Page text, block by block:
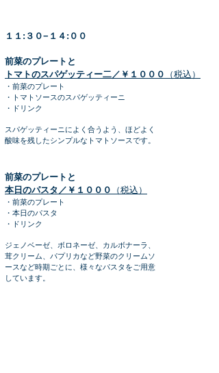
１１:３０−１４:００
前菜のプレートと
トマトのスパゲッティー二／￥１０００
（税込）
・前菜のプレート
・トマトソースのスパゲッティーニ
・ドリンク
スパゲッティーニによく合うよう、ほどよく
酸味を残したシンプルなトマトソースです。
前菜のプレートと
本日のパスタ／￥１０００
（税込）
・前菜のプレート
・本日のパスタ
・ドリンク
ジェノベーゼ、ボロネーゼ、カルボナーラ、
茸クリーム、パプリカなど野菜のクリームソ
ースなど時期ごとに、様々なパスタをご用意
しています。